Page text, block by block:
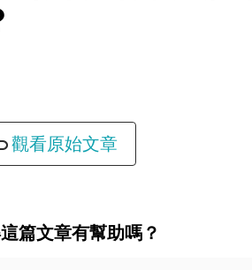
觀看原始文章
篇文章有幫助嗎？